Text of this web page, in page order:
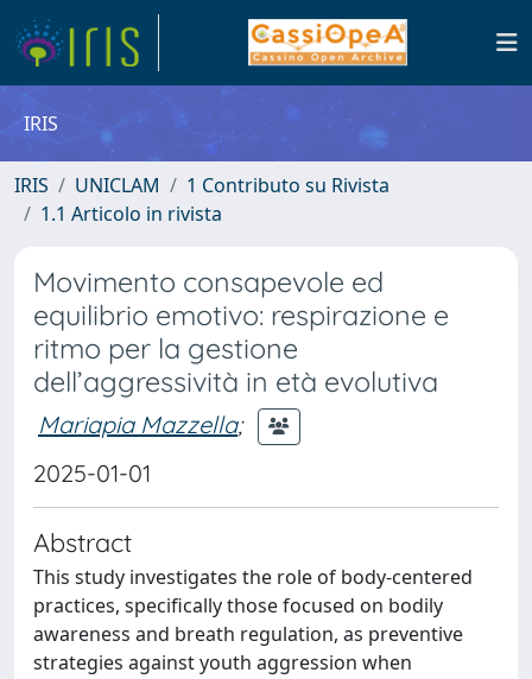
IRIS
IRIS UNICLAM
1 Contributo su Rivista
1.1 Articolo in rivista
Movimento consapevole ed
equilibrio emotivo: respirazione e
ritmo per la gestione
dell’aggressività in età evolutiva
Mariapia Mazzella;
2025-01-01
Abstract
This study investigates the role of body-centered
practices, specifically those focused on bodily
awareness and breath regulation, as preventive
strategies against youth aggression when